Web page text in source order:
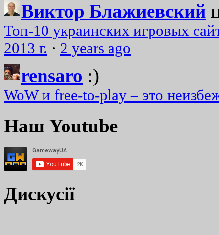
Виктор Блажиевский
Топ-10 украинских игровых
2013 г. · 2 years ago
rensaro :)
WoW и free-to-play – это
Наш Youtube
Дискусії